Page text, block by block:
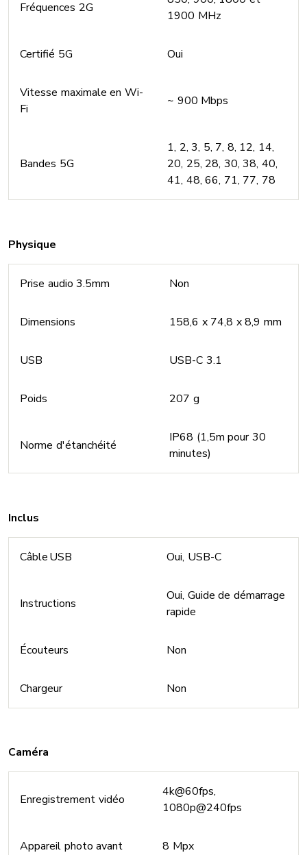
Fréquences 2G
1900 MHz
Certifié 5G Oui
Vitesse maximale en Wi-
Fi
~ 900 Mbps
Bandes 5G
1, 2, 3, 5, 7, 8, 12, 14,
20, 25, 28, 30, 38, 40,
41, 48, 66, 71, 77, 78
Physique
Prise audio 3.5mm Non
Dimensions 158,6 x 74,8 x 8,9 mm
USB USB-C 3.1
Poids 207 g
Norme d'étanchéité
IP68 (1,5m pour 30
minutes)
Inclus
Câble USB Oui, USB-C
Instructions
Oui, Guide de démarrage
rapide
Écouteurs Non
Chargeur Non
Caméra
Enregistrement vidéo
4k@60fps,
1080p@240fps
Appareil photo avant 8 Mpx